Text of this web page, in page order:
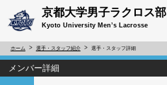
京都大学男子ラクロス部
Kyoto University Men’s Lacrosse
ホーム 選手・スタッフ紹介 選手・スタッフ詳細
メンバー詳細